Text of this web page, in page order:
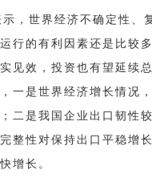
，世界经济不确定性、
行的有利因素还是比较
见效，投资也有望延续
一是世界经济增长情况
二是我国企业出口韧性
整性对保持出口平稳增
增长。